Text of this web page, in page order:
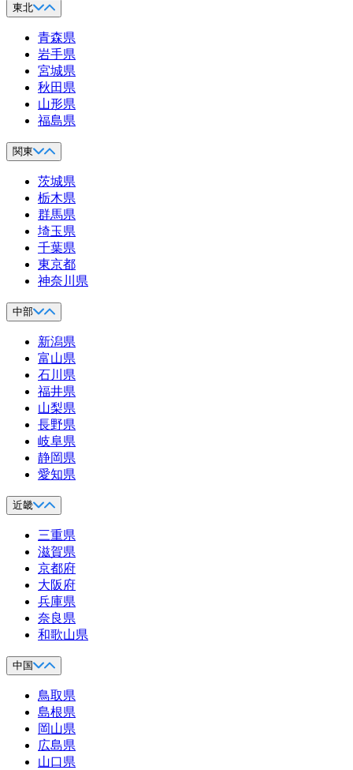
東北
青森県
岩手県
宮城県
秋田県
山形県
福島県
関東
茨城県
栃木県
群馬県
埼玉県
千葉県
東京都
神奈川県
中部
新潟県
富山県
石川県
福井県
山梨県
長野県
岐阜県
静岡県
愛知県
近畿
三重県
滋賀県
京都府
大阪府
兵庫県
奈良県
和歌山県
中国
鳥取県
島根県
岡山県
広島県
山口県